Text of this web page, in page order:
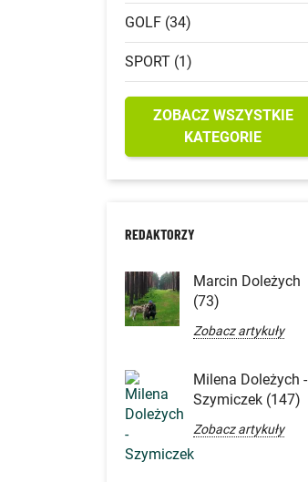
GOLF (34)
SPORT (1)
ZOBACZ WSZYSTKIE
KATEGORIE
REDAKTORZY
Marcin Doleżych
(73)
Zobacz artykuły
Milena Doleżych -
Szymiczek (147)
Zobacz artykuły